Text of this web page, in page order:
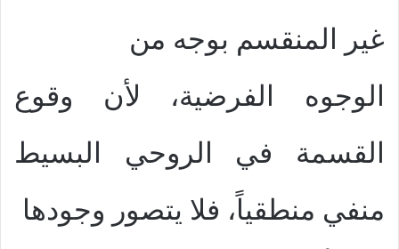
غير المنقسم بوجه من
الوجوه الفرضية، لأن وقوع
القسمة في الروحي البسيط
منفي منطقياً، فلا يتصور وجودها